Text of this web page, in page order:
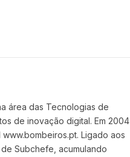
área das Tecnologias de
de inovação digital. Em 2004
Ligado aos
Subchefe, acumulando